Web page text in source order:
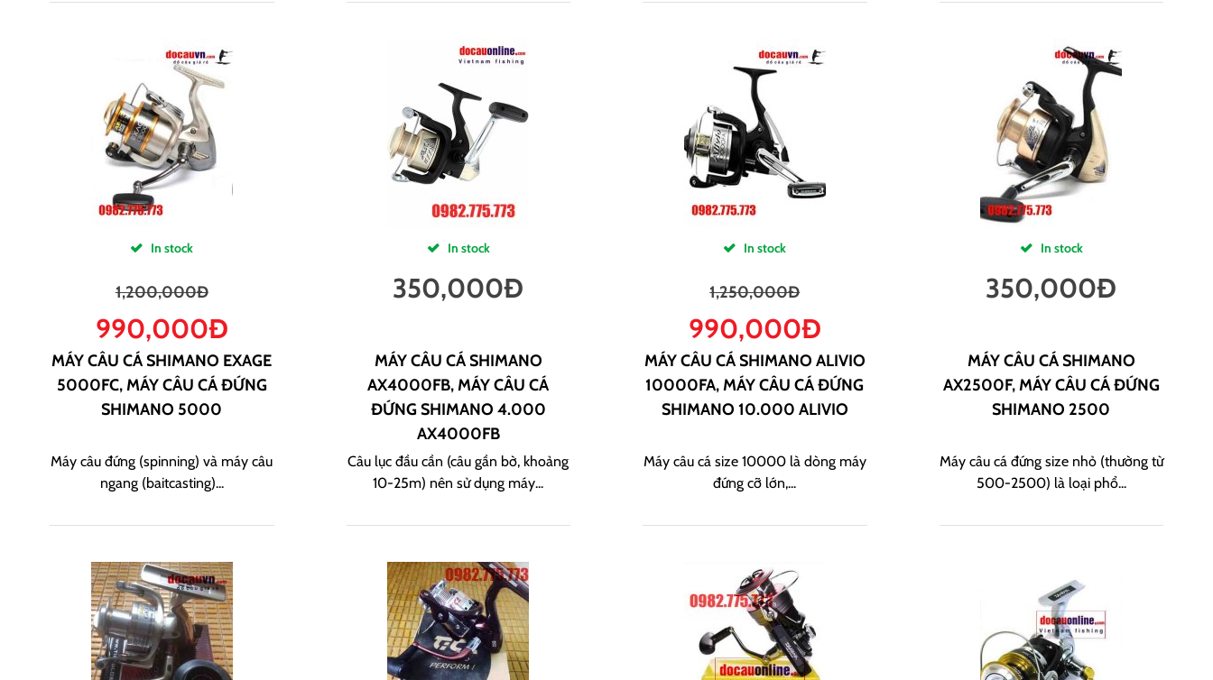
In stock
1,200,000Đ
990,000Đ
MÁY CÂU CÁ SHIMANO EXAGE
5000FC, MÁY CÂU CÁ ĐỨNG
SHIMANO 5000
Máy câu đứng (spinning) và máy câu
ngang (baitcasting)...
In stock
350,000Đ
MÁY CÂU CÁ SHIMANO
AX4000FB, MÁY CÂU CÁ
ĐỨNG SHIMANO 4.000
AX4000FB
Câu lục đầu cần (câu gần bờ, khoảng
10-25m) nên sử dụng máy...
In stock
1,250,000Đ
990,000Đ
MÁY CÂU CÁ SHIMANO ALIVIO
10000FA, MÁY CÂU CÁ ĐỨNG
SHIMANO 10.000 ALIVIO
Máy câu cá size 10000 là dòng máy
đứng cỡ lớn,...
In stock
350,000Đ
MÁY CÂU CÁ SHIMANO
AX2500F, MÁY CÂU CÁ ĐỨNG
SHIMANO 2500
Máy câu cá đứng size nhỏ (thường từ
500-2500) là loại phổ...